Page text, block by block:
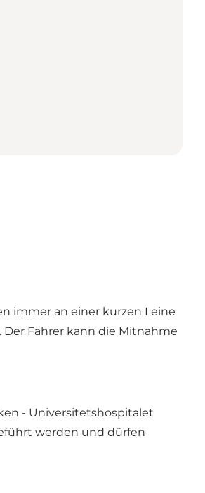
immer an einer kurzen Leine
Fahrer kann die Mitnahme
- Universitetshospitalet
werden und dürfen